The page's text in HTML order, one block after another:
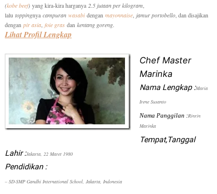
(kobe beef) yang kira-kira harganya 2.5 jutaan per kilogram
lalu toppingnya campuran wasabidengan mayonnaise jamur portobello , dan disajikan
dengan pir asia foie gras dan kentang goreng.
Lihat Profil Lengkap
Chef Master
Marinka
Nama Lengkap :Maria
Irene Susanto
Nama Panggilan :Rinrin
Marinka
Tempat,Tanggal
Lahir :Jakarta, 22 Maret 1980
Pendidikan :
– SD-SMP Gandhi International School, Jakarta, Indonesia